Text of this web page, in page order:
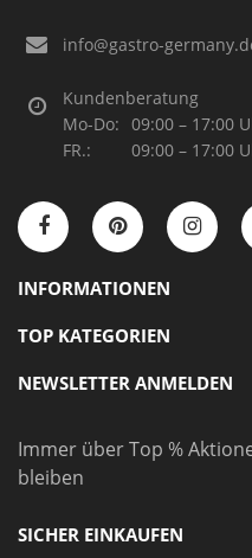
info@gastro-
Kundenberatung
Mo-Do: 09:00 – 17:00
FR.:
09:00 – 17:00
INFORMATIONEN
TOP KATEGORIEN
NEWSLETTER ANMELDEN
Immer über Top %
bleiben
SICHER EINKAUFEN